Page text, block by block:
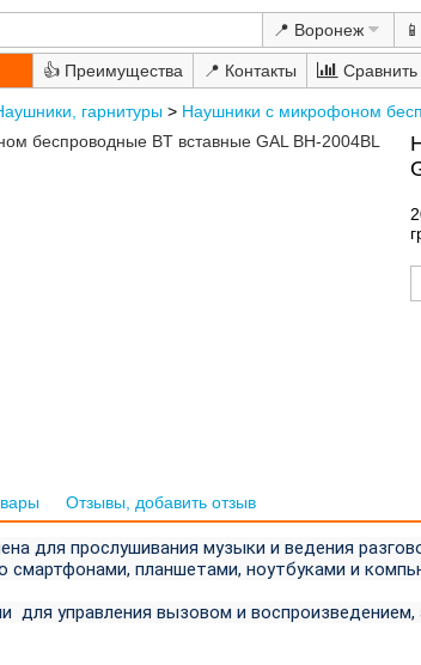
📍 Воронеж
👍 📍 Сравнить
гарнитуры> Наушники с микрофоном
Отзывы, добавить отзыв
для прослушивания музыки и ведения
смартфонами, планшетами, ноутбуками и
для управления вызовом и